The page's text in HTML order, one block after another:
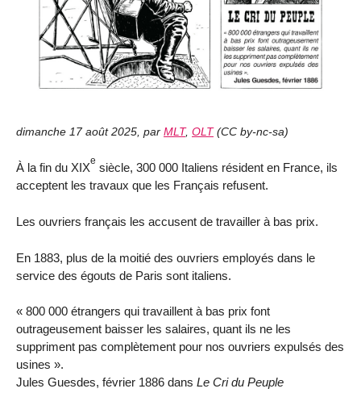
dimanche 17 août 2025, par MLT, OLT (CC by-nc-sa)
À la fin du XIXe siècle, 300 000 Italiens résident en France, ils
acceptent les travaux que les Français refusent.
Les ouvriers français les accusent de travailler à bas prix.
En 1883, plus de la moitié des ouvriers employés dans le
service des égouts de Paris sont italiens.
« 800 000 étrangers qui travaillent à bas prix font
outrageusement baisser les salaires, quant ils ne les
suppriment pas complètement pour nos ouvriers expulsés des
usines ».
Jules Guesdes, février 1886 dans Le Cri du Peuple